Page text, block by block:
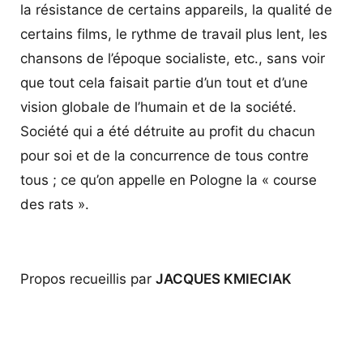
la résistance de certains appareils, la qualité de
certains films, le rythme de travail plus lent, les
chansons de l’époque socialiste, etc., sans voir
que tout cela faisait partie d’un tout et d’une
vision globale de l’humain et de la société.
Société qui a été détruite au profit du chacun
pour soi et de la concurrence de tous contre
tous ; ce qu’on appelle en Pologne la « course
des rats ».
Propos recueillis par JACQUES KMIECIAK